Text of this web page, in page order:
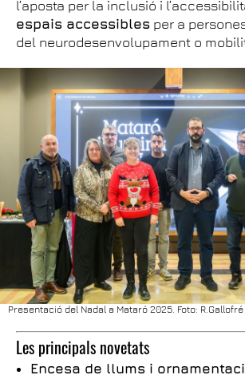
l’aposta per la inclusió i
espais accessibles per a
del neurodesenvolupament o
Presentació del Nadal a Mataró 2025. Foto: R.Gallofré
Les principals novetats
Encesa de llums i